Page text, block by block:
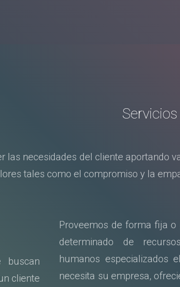
Servicios
las necesidades del cliente aportando
tales como el compromiso y la
buscan
cliente
Proveemos de forma fija o
determinado de
humanos especializados
necesita su empresa,